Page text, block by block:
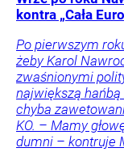
kontra „Cała
Po pierwszym
żeby Karol
zwaśnionymi
największą
chyba
KO. – Mamy
dumni – kontruje